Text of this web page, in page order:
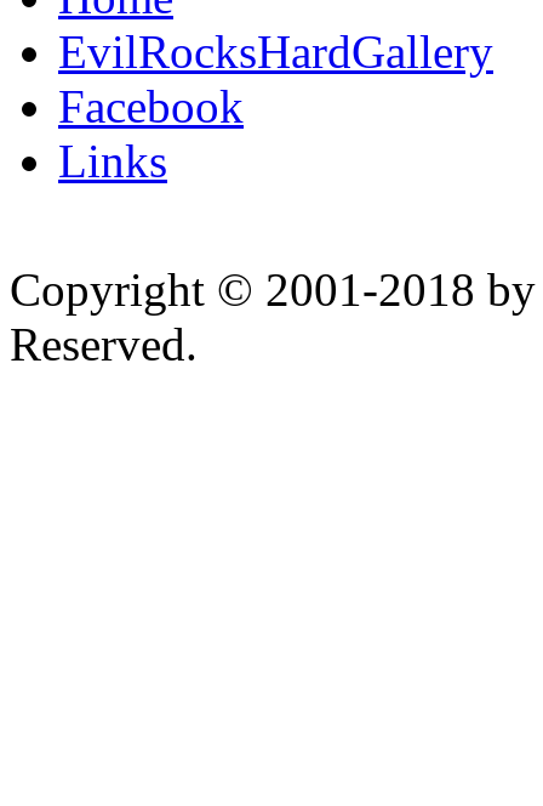
EvilRocksHardGallery
Facebook
Links
Copyright © 2001-2018
Reserved.